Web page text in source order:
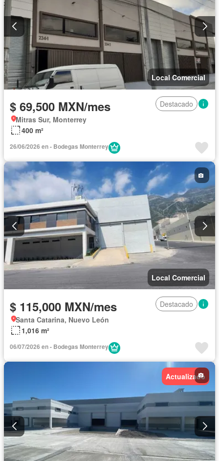
Local Comercial
$ 69,500 MXN/mes
Destacado
Mitras Sur, Monterrey
400 m²
26/06/2026 en - Bodegas Monterrey
Local Comercial
$ 115,000 MXN/mes
Destacado
Santa Catarina, Nuevo León
1,016 m²
06/07/2026 en - Bodegas Monterrey
Actualizado